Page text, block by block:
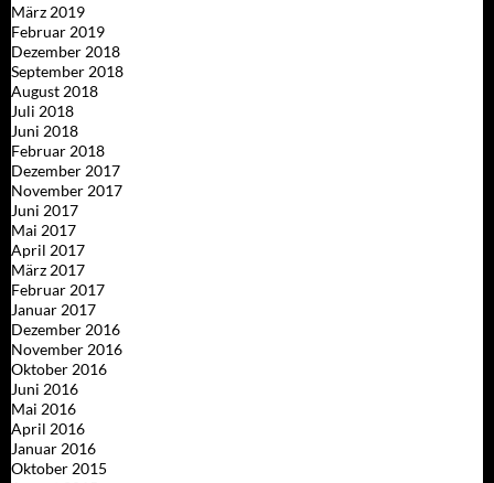
März 2019
Februar 2019
Dezember 2018
September 2018
August 2018
Juli 2018
Juni 2018
Februar 2018
Dezember 2017
November 2017
Juni 2017
Mai 2017
April 2017
März 2017
Februar 2017
Januar 2017
Dezember 2016
November 2016
Oktober 2016
Juni 2016
Mai 2016
April 2016
Januar 2016
Oktober 2015